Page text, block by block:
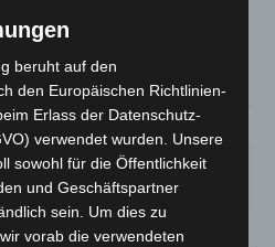
°
SA.
27°
SO.
32°
MO.
beruht auf den
den Europäischen Richtlinien-
Erlass der Datenschutz-
verwendet wurden. Unsere
sowohl für die Öffentlichkeit
und Geschäftspartner
sein. Um dies zu
vorab die verwendeten